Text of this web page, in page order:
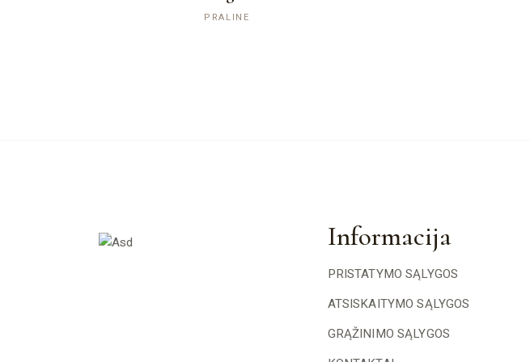
PRALINE
Informacija
PRISTATYMO SĄLYGOS
ATSISKAITYMO SĄLYGOS
GRĄŽINIMO SĄLYGOS